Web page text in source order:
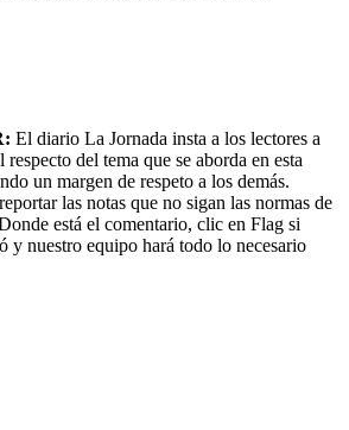
El diario La Jornada insta a los lectores a
del tema que se aborda en esta
un margen de respeto a los demás.
las notas que no sigan las normas de
está el comentario, clic en Flag si
y nuestro equipo hará todo lo necesario